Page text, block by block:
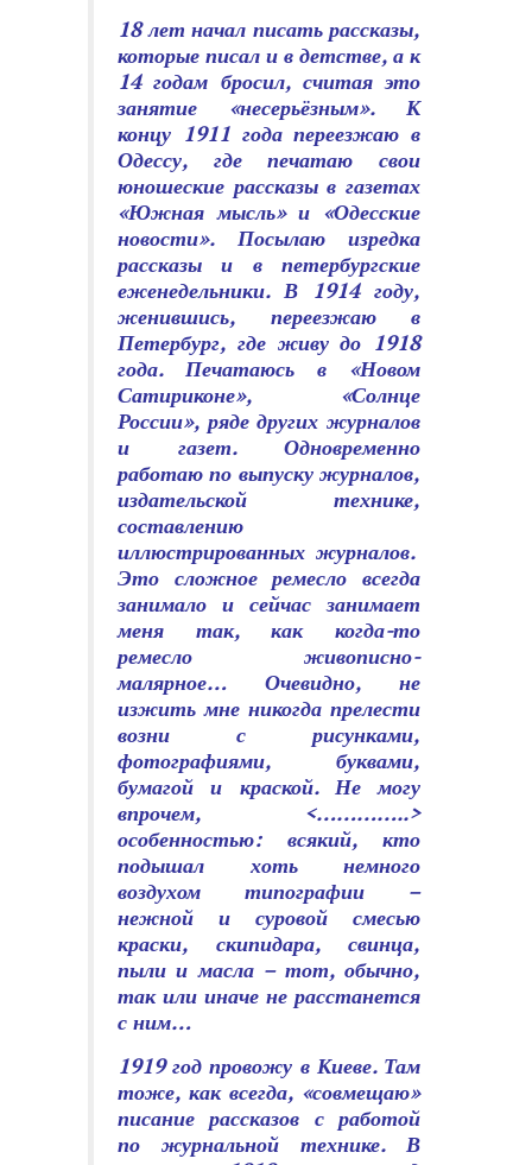
18 лет начал писать рассказы,
которые писал и в детстве, а к
14 годам бросил, считая это
занятие «несерьёзным». К
концу 1911 года переезжаю в
Одессу, где печатаю свои
юношеские рассказы в газетах
«Южная мысль» и «Одесские
новости». Посылаю изредка
рассказы и в петербургские
еженедельники. В 1914 году,
женившись, переезжаю в
Петербург, где живу до 1918
года. Печатаюсь в «Новом
Сатириконе», «Солнце
России», ряде других журналов
и газет. Одновременно
работаю по выпуску журналов,
издательской технике,
составлению
иллюстрированных журналов.
Это сложное ремесло всегда
занимало и сейчас занимает
меня так, как когда-то
ремесло живописно-
малярное… Очевидно, не
изжить мне никогда прелести
возни с рисунками,
фотографиями, буквами,
бумагой и краской. Не могу
впрочем, <…………..>
особенностью: всякий, кто
подышал хоть немного
воздухом типографии –
нежной и суровой смесью
краски, скипидара, свинца,
пыли и масла – тот, обычно,
так или иначе не расстанется
с ним…
1919 год провожу в Киеве. Там
тоже, как всегда, «совмещаю»
писание рассказов с работой
по журнальной технике. В